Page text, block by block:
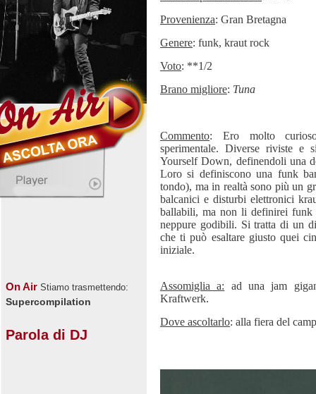
On Air Stiamo trasmettendo:
Supercompilation
Parola di DJ
Provenienza: Gran Bretagna
Genere: funk, kraut rock
Voto: **1/2
Brano migliore: Tuna
Commento: Ero molto
sperimentale. Diverse riviste e
Yourself Down, definendoli una
Loro si definiscono una funk
tondo), ma in realtà sono più un
balcanici e disturbi elettronici
ballabili, ma non li definirei
neppure godibili. Si tratta di un
che ti può esaltare giusto quei
iniziale.
Assomiglia a: ad una jam
Kraftwerk.
Dove ascoltarlo: alla fiera del